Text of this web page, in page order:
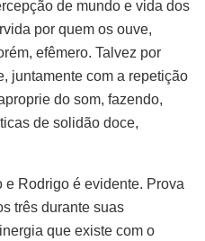
de mundo e vida dos
por quem os ouve,
efêmero. Talvez por
juntamente com a repetição
do som, fazendo,
de solidão doce,
Rodrigo é evidente. Prova
três durante suas
que existe com o